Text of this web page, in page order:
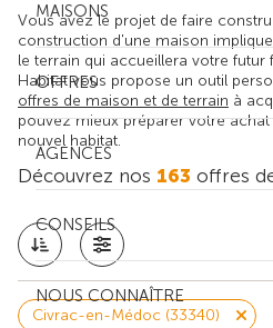
MAISONS
OFFRES
AGENCES
CONSEILS
NOUS CONNAÎTRE
Vous avez le projet de faire
construction d'une maison
le terrain qui accueillera votre futur
Habitat vous propose un outil
offres de maison et de terrain à
pouvez mieux préparer votre
nouvel habitat.
Découvrez nos 163 offres
Civrac-en-Médoc (33340)